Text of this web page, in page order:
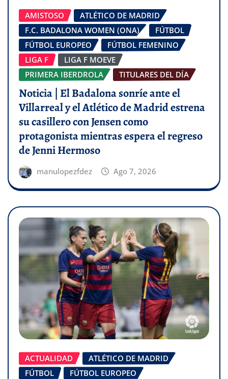
AMISTOSO
ATLÉTICO DE MADRID
F.C. BADALONA WOMEN (ONA)
FÚTBOL
FÚTBOL EUROPEO
FÚTBOL FEMENINO
LIGA F
LIGA F MOEVE
PRIMERA IBERDROLA
TITULARES DEL DÍA
Noticia | El Badalona sonríe ante el
Villarreal y el Atlético de Madrid estrena
su casillero con Jensen como
protagonista mientras espera el regreso
de Jenni Hermoso
manulopezfdez Ago 7, 2026
ACTUALIDAD
ATLÉTICO DE MADRID
FÚTBOL
FÚTBOL EUROPEO